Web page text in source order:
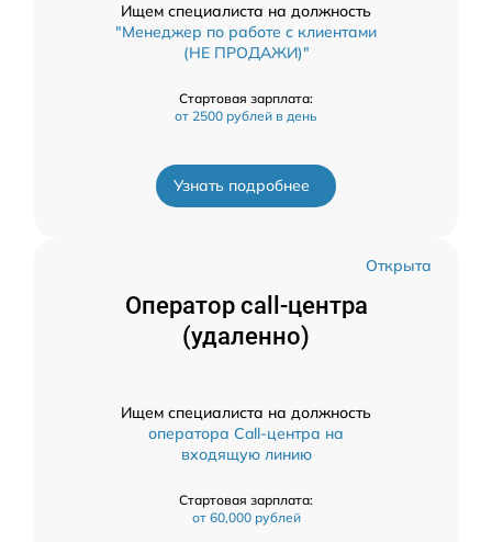
Ищем специалиста на должность
"Менеджер по работе с клиентами
(НЕ ПРОДАЖИ)"
Стартовая зарплата:
от 2500 рублей в день
Узнать подробнее
Открыта
Оператор call-центра
(удаленно)
Ищем специалиста на должность
оператора Call-центра на
входящую линию
Стартовая зарплата:
от 60,000 рублей